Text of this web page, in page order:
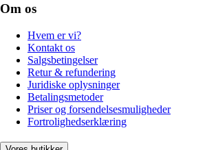
Om os
Hvem er vi?
Kontakt os
Salgsbetingelser
Retur & refundering
Juridiske oplysninger
Betalingsmetoder
Priser og forsendelsesmuligheder
Fortrolighedserklæring